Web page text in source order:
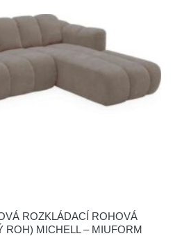
ROZKLÁDACÍ ROHOVÁ
ROH) MICHELL – MIUFORM